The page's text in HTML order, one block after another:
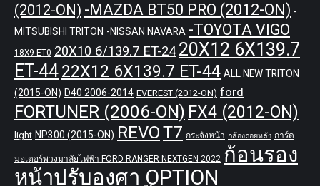
(2012-ON) -MAZDA BT50 PRO (2012-ON) -
MITSUBISHI TRITON -NISSAN NAVARA -TOYOTA VIGO
18X9 ET0 20X10 6/139.7 ET-24 20X12 6X139.7
ET-4422X12 6X139.7 ET-44 ALL NEW TRITON
(2015-ON) D40 2006-2014 EVEREST (2012-ON) ford
FORTUNER (2006-ON) FX4 (2012-ON)
light NP300 (2015-ON) REVOT7 กระจังหน้า กล้องถอยหลัง การ์ด
มอเตอร์พวงมาลัยไฟฟ้า FORD RANGER NEXTGEN 2022 ก้อนรอง
หน้าปรับองศา OPTION